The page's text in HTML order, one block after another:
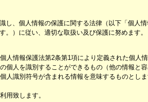
し、個人情報の保護に関する法律（以下「個人
）に従い、適切な取扱い及び保護に努めます。
人情報保護法第2条第1項により定義された個人
個人を識別することができるもの（他の情報と
識別符号が含まれる情報を意味するものとしま
用致します。